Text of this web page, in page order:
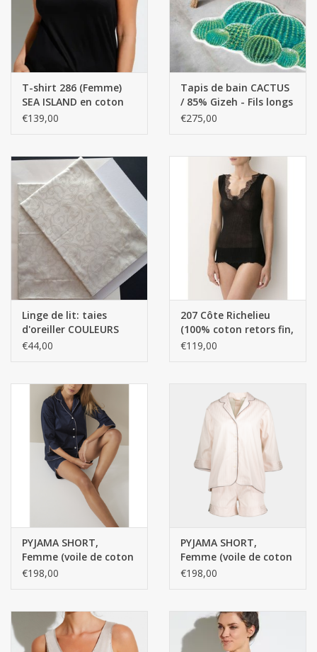
T-shirt 286 (Femme)
SEA ISLAND en coton
SS
€139,00
Tapis de bain CACTUS
/ 85% Gizeh - Fils longs
en coton égyptien
€275,00
Linge de lit: taies
d'oreiller COULEURS
SOLIDES SUR MESURE /
€44,00
207 Côte Richelieu
(100% coton retors fin,
fil mercerisé, FINE RIB)
€119,00
PYJAMA SHORT,
Femme (voile de coton
suisse)
€198,00
PYJAMA SHORT,
Femme (voile de coton
suisse)
€198,00